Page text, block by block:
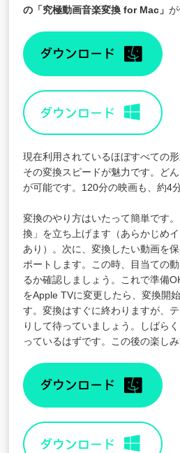
の「究極動画音楽変換 for Mac 」が
現在利用されているほぼすべての
その変換スピードが魅力です。ど
が可能です。120分の映画も、約4
変換のやり方はいたって簡単です
換」を立ち上げます（あらかじめ
あり）。次に、変換したい動画を
ポートします。この時、目当ての
るか確認しましょう。これで準備
をApple TVに変更したら、変換開
す。変換はすぐに終わりますが、
りして待っていましょう。しばら
っているはずです。この後の楽し